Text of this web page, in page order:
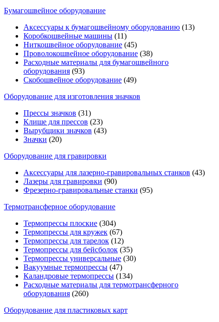
Бумагошвейное оборудование
Аксессуары к бумагошвейному оборудованию (13)
Коробкошвейные машины (11)
Ниткошвейное оборудование (45)
Проволокошвейное оборудование (38)
Расходные материалы для бумагошвейного
оборудования (93)
Скобошвейное оборудование (49)
Оборудование для изготовления значков
Прессы значков (31)
Клише для прессов (23)
Вырубщики значков (43)
Значки (20)
Оборудование для гравировки
Аксессуары для лазерно-гравировальных станков (43)
Лазеры для гравировки (90)
Фрезерно-гравировальные станки (95)
Термотрансферное оборудование
Термопрессы плоские (304)
Термопрессы для кружек (67)
Термопрессы для тарелок (12)
Термопрессы для бейсболок (35)
Термопрессы универсальные (30)
Вакуумные термопрессы (47)
Каландровые термопрессы (134)
Расходные материалы для термотрансферного
оборудования (260)
Оборудование для пластиковых карт